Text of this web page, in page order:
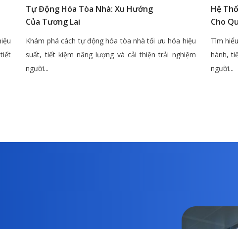
Tự Động Hóa Tòa Nhà: Xu Hướng
Của Tương Lai
Khám phá cách tự động hóa tòa nhà tối ưu hóa hiệu
suất, tiết kiệm năng lượng và cải thiện trải nghiệm
người...
Hệ
Cho
Tìm
hành,
người...